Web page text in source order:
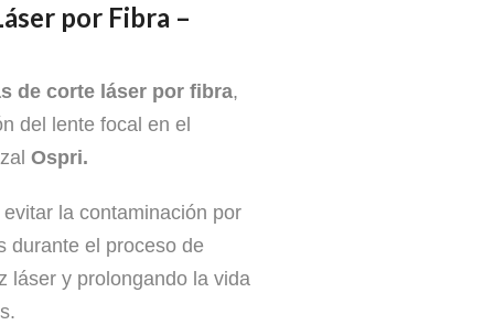
por Fibra –
de corte láser por fibra,
del lente focal en el
Ospri.
la contaminación por
durante el proceso de
láser y prolongando la vida